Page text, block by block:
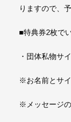
りますので、
■特典券2枚で
・団体私物サ
※お名前とサ
※メッセージの